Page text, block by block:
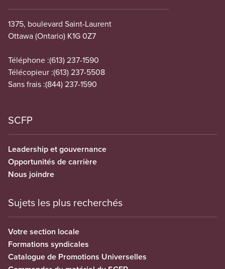
1375, boulevard Saint-Laurent
Ottawa (Ontario) K1G 0Z7
Téléphone :(613) 237-1590
Télécopieur :(613) 237-5508
Sans frais :(844) 237-1590
SCFP
Leadership et gouvernance
Opportunités de carrière
Nous joindre
Sujets les plus recherchés
Votre section locale
Formations syndicales
Catalogue de Promotions Universelles